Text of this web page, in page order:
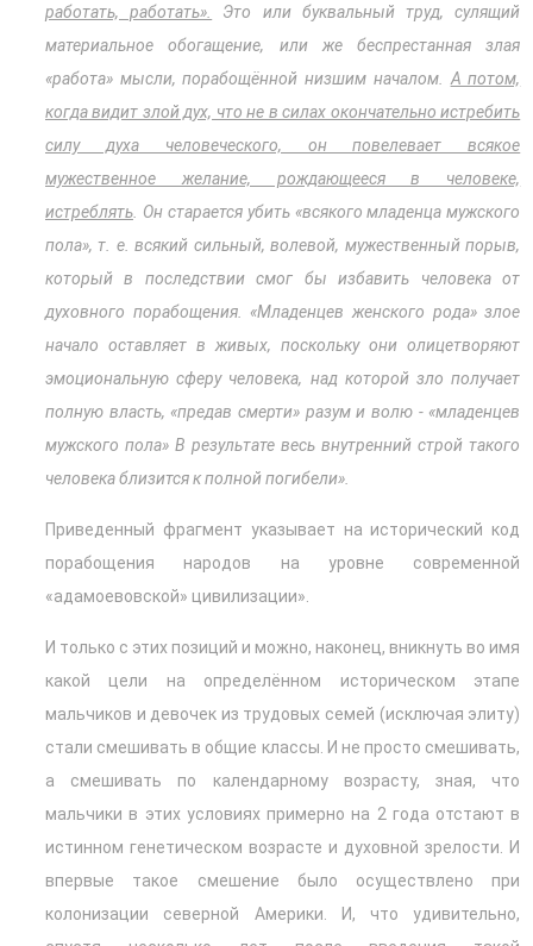
работать, работать».
Это или буквальный труд, сулящий
материальное обогащение, или же беспрестанная злая
«работа» мысли, порабощённой низшим началом.
А потом,
когда видит злой дух, что не в силах окончательно истребить
силу духа человеческого, он повелевает всякое
мужественное желание, рождающееся в человеке,
истреблять . Он старается убить «всякого младенца мужского
пола», т. е. всякий сильный, волевой, мужественный порыв,
который в последствии смог бы избавить человека от
духовного порабощения. «Младенцев женского рода» злое
начало оставляет в живых, поскольку они олицетворяют
эмоциональную сферу человека, над которой зло получает
полную власть, «предав смерти» разум и волю - «младенцев
мужского пола» В результате весь внутренний строй такого
человека близится к полной погибели».
Приведенный фрагмент указывает на исторический код
порабощения народов на уровне современной
«адамоевовской» цивилизации».
И только с этих позиций и можно, наконец, вникнуть во имя
какой цели на определённом историческом этапе
мальчиков и девочек из трудовых семей (исключая элиту)
стали смешивать в общие классы. И не просто смешивать,
а смешивать по календарному возрасту, зная, что
мальчики в этих условиях примерно на 2 года отстают в
истинном генетическом возрасте и духовной зрелости. И
впервые такое смешение было осуществлено при
колонизации северной Америки. И, что удивительно,